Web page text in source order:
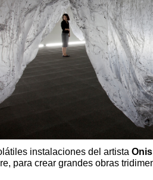
instalaciones del artista
para crear grandes obras